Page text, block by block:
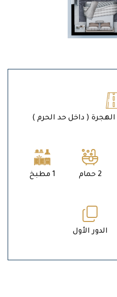
( داخل حد الحرم )
2 حمام 1 مطبخ
الدور الأول